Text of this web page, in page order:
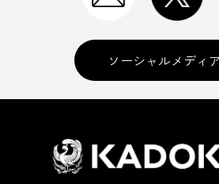
ソーシャルメディ